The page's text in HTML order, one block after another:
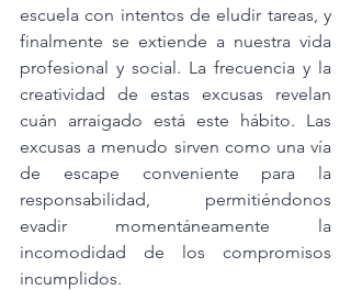
escuela con intentos de eludir tareas, y
finalmente se extiende a nuestra vida
profesional y social. La frecuencia y la
creatividad de estas excusas revelan
cuán arraigado está este hábito. Las
excusas a menudo sirven como una vía
de escape conveniente para la
responsabilidad, permitiéndonos
evadir momentáneamente la
incomodidad de los compromisos
incumplidos.